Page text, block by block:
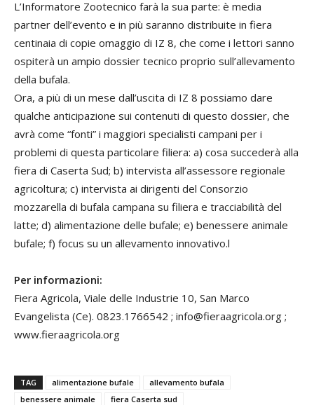
L’Informatore Zootecnico farà la sua parte: è media
partner dell’evento e in più saranno distribuite in fiera
centinaia di copie omaggio di IZ 8, che come i lettori sanno
ospiterà un ampio dossier tecnico proprio sull’allevamento
della bufala.
Ora, a più di un mese dall’uscita di IZ 8 possiamo dare
qualche anticipazione sui contenuti di questo dossier, che
avrà come “fonti” i maggiori specialisti campani per i
problemi di questa particolare filiera: a) cosa succederà alla
fiera di Caserta Sud; b) intervista all’assessore regionale
agricoltura; c) intervista ai dirigenti del Consorzio
mozzarella di bufala campana su filiera e tracciabilità del
latte; d) alimentazione delle bufale; e) benessere animale
bufale; f) focus su un allevamento innovativo.l
Per informazioni:
Fiera Agricola, Viale delle Industrie 10, San Marco
Evangelista (Ce). 0823.1766542 ; info@fieraagricola.org ;
www.fieraagricola.org
TAG alimentazione bufale
allevamento bufala
benessere animale
fiera Caserta sud